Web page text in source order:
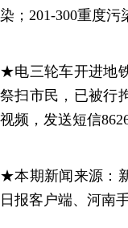
染；201-300重度污
★电三轮车开进地
祭扫市民，已被行
视频，发送短信
★本期新闻来源：
日报客户端、河南